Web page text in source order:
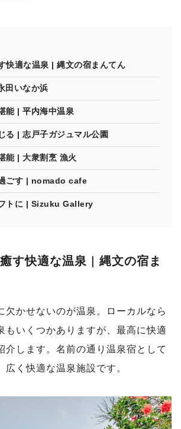
快適な温泉 | 縄文の宿まんてん
田いなか浜
能 | 平内海中温泉
る | 志戸子ガジュマル公園
能 | 大衆割烹 漁火
ごす | nomado cafe
トに | Sizuku Gallery
す快適な温泉 | 縄文の宿ま
欠かせないのが温泉。ローカルなら
もいくつかありますが、最高に快適
介します。名前の通り温泉宿として
広く快適な温泉施設です。